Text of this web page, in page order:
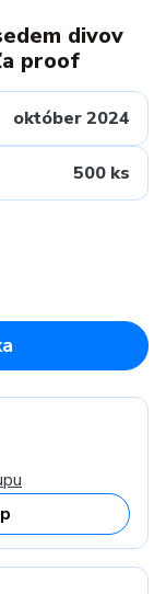
divov
proof
október 2024
500 ks